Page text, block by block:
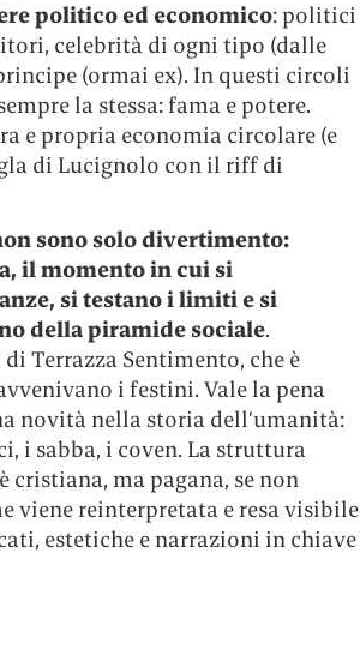
politico ed economico: politici
celebrità di ogni tipo (dalle
(ormai ex). In questi circoli
la stessa: fama e potere.
e propria economia circolare (e
di Lucignolo con il riff di
sono solo divertimento:
il momento in cui si
si testano i limiti e si
della piramide sociale.
Terrazza Sentimento, che è
i festini. Vale la pena
novità nella storia dell’umanità:
i sabba, i coven. La struttura
cristiana, ma pagana, se non
viene reinterpretata e resa visibile
estetiche e narrazioni in chiave